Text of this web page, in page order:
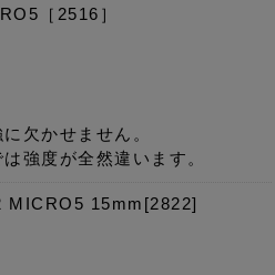
［2516］
欠かせません。
強度が全然違います。
MICRO5 15mm[2822]